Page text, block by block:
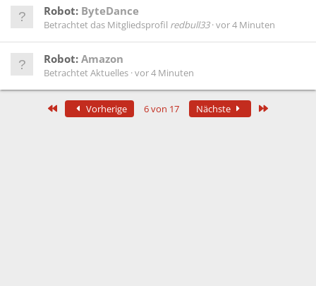
Robot: ByteDance
Betrachtet das Mitgliedsprofil redbull33 vor 4 Minuten
Robot: Amazon
Betrachtet Aktuelles vor 4 Minuten
Erste Vorherige 6 von 17 Nächste